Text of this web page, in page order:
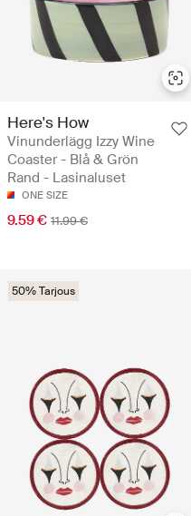
Here's How
Vinunderlägg Izzy Wine
Coaster - Blå & Grön
Rand - Lasinaluset
ONE SIZE
9.59 € 11.99 €
50% Tarjous